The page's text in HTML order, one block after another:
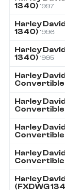
1340) 1997
Harley
1340) 1996
Harley
1340) 1995
Harley
Convertible
Harley
Convertible
Harley
Convertible
Harley
Convertible
Harley
(FXDWG